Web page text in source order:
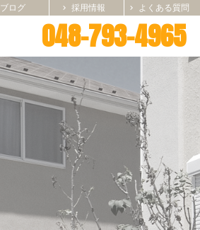
048-793-4965
ブログ chevron_right 採用情報 chevron_right よくある質問